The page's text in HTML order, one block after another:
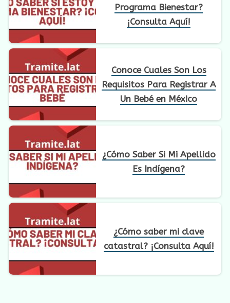
Programa Bienestar?
¡Consulta Aquí!
Conoce Cuales Son Los
Requisitos Para Registrar A
Un Bebé en México
¿Cómo Saber Si Mi Apellido
Es Indígena?
¿Cómo saber mi clave
catastral? ¡Consulta Aquí!